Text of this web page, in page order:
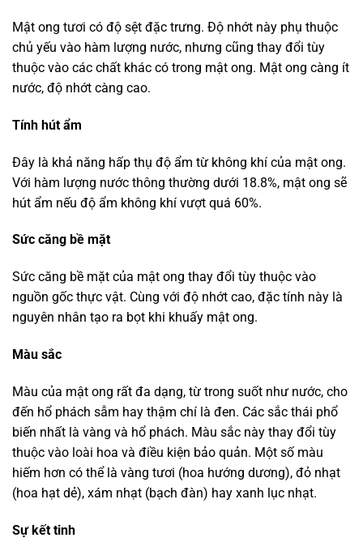
Mật ong tươi có độ sệt đặc trưng. Độ nhớt này phụ thuộc
chủ yếu vào hàm lượng nước, nhưng cũng thay đổi tùy
thuộc vào các chất khác có trong mật ong. Mật ong càng ít
nước, độ nhớt càng cao.
Tính hút ẩm
Đây là khả năng hấp thụ độ ẩm từ không khí của mật ong.
Với hàm lượng nước thông thường dưới 18.8%, mật ong sẽ
hút ẩm nếu độ ẩm không khí vượt quá 60%.
Sức căng bề mặt
Sức căng bề mặt của mật ong thay đổi tùy thuộc vào
nguồn gốc thực vật. Cùng với độ nhớt cao, đặc tính này là
nguyên nhân tạo ra bọt khi khuấy mật ong.
Màu sắc
Màu của mật ong rất đa dạng, từ trong suốt như nước, cho
đến hổ phách sẫm hay thậm chí là đen. Các sắc thái phổ
biến nhất là vàng và hổ phách. Màu sắc này thay đổi tùy
thuộc vào loài hoa và điều kiện bảo quản. Một số màu
hiếm hơn có thể là vàng tươi (hoa hướng dương), đỏ nhạt
(hoa hạt dẻ), xám nhạt (bạch đàn) hay xanh lục nhạt.
Sự kết tinh